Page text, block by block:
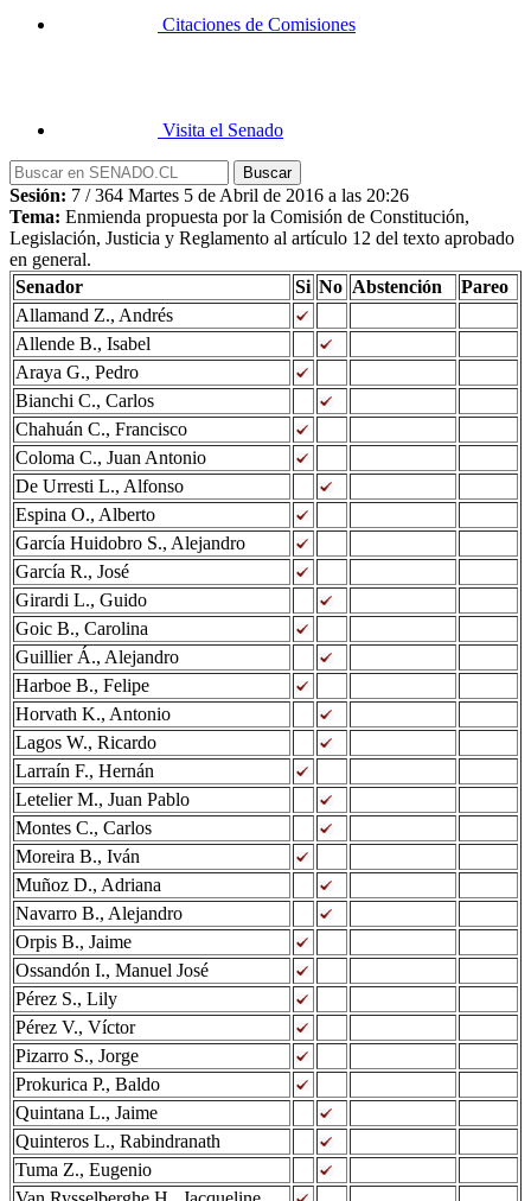
Citaciones de Comisiones
Visita el Senado
Sesión: 7 / 364 Martes 5 de Abril de 2016 a las 20:26
Tema: Enmienda propuesta por la Comisión de Constitución,
Legislación, Justicia y Reglamento al artículo 12 del texto aprobado
en general.
Senador
Si No Abstención
Pareo
Allamand Z., Andrés
Allende B., Isabel
Araya G., Pedro
Bianchi C., Carlos
Chahuán C., Francisco
Coloma C., Juan Antonio
De Urresti L., Alfonso
Espina O., Alberto
García Huidobro S., Alejandro
García R., José
Girardi L., Guido
Goic B., Carolina
Guillier Á., Alejandro
Harboe B., Felipe
Horvath K., Antonio
Lagos W., Ricardo
Larraín F., Hernán
Letelier M., Juan Pablo
Montes C., Carlos
Moreira B., Iván
Muñoz D., Adriana
Navarro B., Alejandro
Orpis B., Jaime
Ossandón I., Manuel José
Pérez S., Lily
Pérez V., Víctor
Pizarro S., Jorge
Prokurica P., Baldo
Quintana L., Jaime
Quinteros L., Rabindranath
Tuma Z., Eugenio